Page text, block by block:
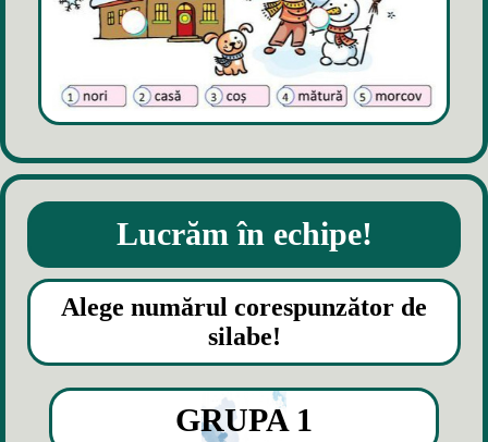
Lucrăm în echipe!
Alege numărul corespunzător de
silabe!
GRUPA 1